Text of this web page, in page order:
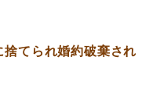
捨てられ婚約破棄され